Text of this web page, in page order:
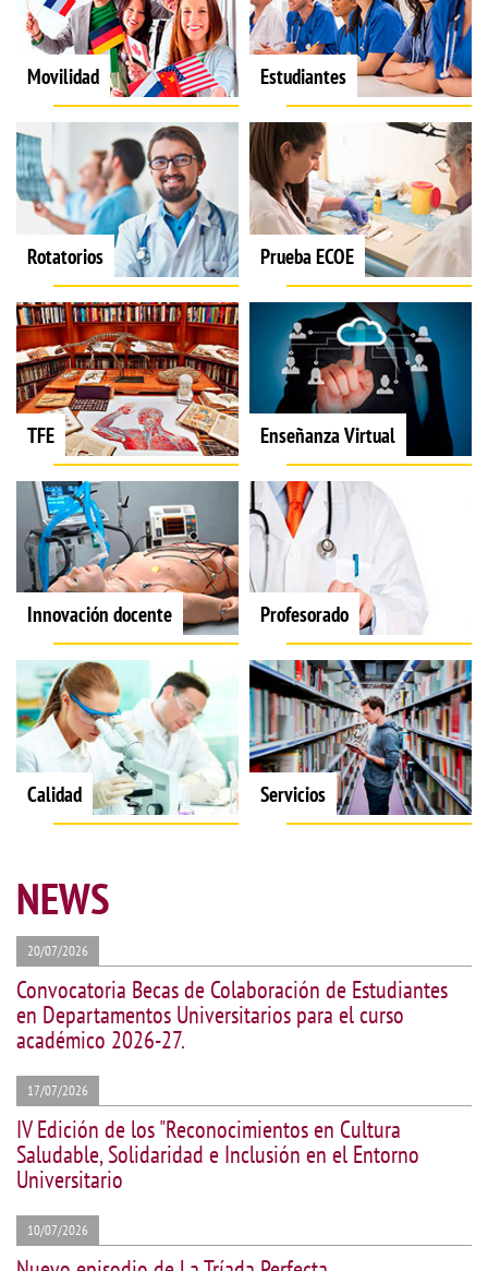
Movilidad Estudiantes
Rotatorios Prueba ECOE
TFE Enseñanza Virtual
Innovación docente Profesorado
Calidad Servicios
NEWS
20/07/2026
Convocatoria Becas de Colaboración de Estudiantes
en Departamentos Universitarios para el curso
académico 2026-27.
17/07/2026
IV Edición de los "Reconocimientos en Cultura
Saludable, Solidaridad e Inclusión en el Entorno
Universitario
10/07/2026